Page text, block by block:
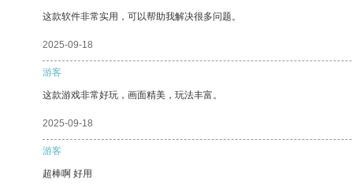
这款软件非常实用，可以帮助我解决很多问题。
2025-09-18
游客
这款游戏非常好玩，画面精美，玩法丰富。
2025-09-18
游客
超棒啊 好用